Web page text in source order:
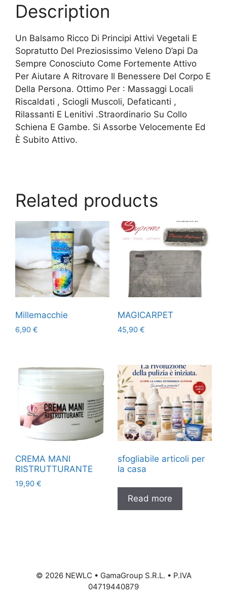
Description
Un Balsamo Ricco Di Principi Attivi Vegetali E
Sopratutto Del Preziosissimo Veleno D’api Da
Sempre Conosciuto Come Fortemente Attivo
Per Aiutare A Ritrovare Il Benessere Del Corpo E
Della Persona. Ottimo Per : Massaggi Locali
Riscaldati , Sciogli Muscoli, Defaticanti ,
Rilassanti E Lenitivi .Straordinario Su Collo
Schiena E Gambe. Si Assorbe Velocemente Ed
È Subito Attivo.
Related products
Millemacchie
6,90 €
MAGICARPET
45,90 €
CREMA MANI
RISTRUTTURANTE
19,90 €
sfogliabile articoli per
la casa
Read more
© 2026NEWLC • GamaGroup S.R.L. • P.IVA
04719440879